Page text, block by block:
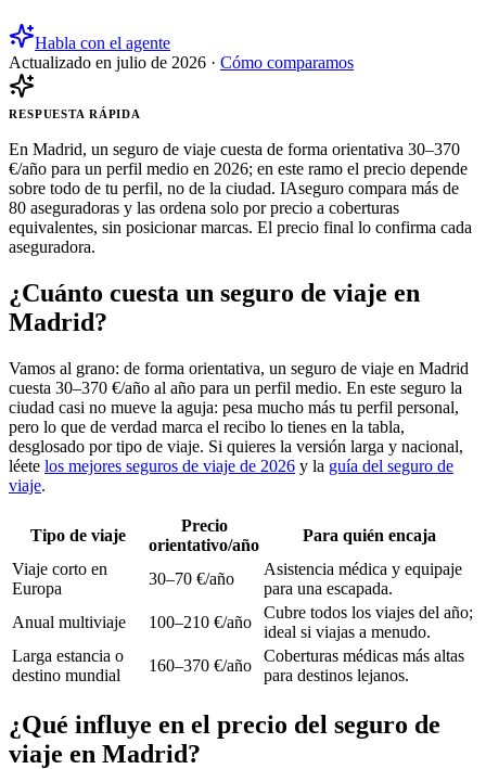
Habla con el agente
Actualizado en julio de 2026 · Cómo comparamos
RESPUESTA RÁPIDA
En Madrid, un seguro de viaje cuesta de forma orientativa 30–370
€/año para un perfil medio en 2026; en este ramo el precio depende
sobre todo de tu perfil, no de la ciudad. IAseguro compara más de
80 aseguradoras y las ordena solo por precio a coberturas
equivalentes, sin posicionar marcas. El precio final lo confirma cada
aseguradora.
¿Cuánto cuesta un seguro de viaje en
Madrid?
Vamos al grano: de forma orientativa, un seguro de viaje en Madrid
cuesta 30–370 €/año al año para un perfil medio. En este seguro la
ciudad casi no mueve la aguja: pesa mucho más tu perfil personal,
pero lo que de verdad marca el recibo lo tienes en la tabla,
desglosado por tipo de viaje. Si quieres la versión larga y nacional,
léete los mejores seguros de viaje de 2026 y la guía del seguro de
viaje.
Tipo de viaje
Precio
orientativo/año
Para quién encaja
Viaje corto en
Europa
30–70 €/año
Asistencia médica y equipaje
para una escapada.
Anual multiviaje
100–210 €/año
Cubre todos los viajes del año;
ideal si viajas a menudo.
Larga estancia o
destino mundial
160–370 €/año
Coberturas médicas más altas
para destinos lejanos.
¿Qué influye en el precio del seguro de
viaje en Madrid?